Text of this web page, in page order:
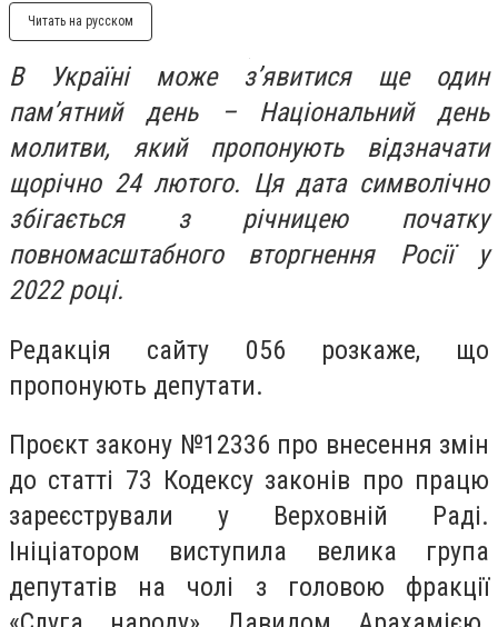
Читать на русском
В Україні може з’явитися ще один
пам’ятний день – Національний день
молитви, який пропонують відзначати
щорічно 24 лютого. Ця дата символічно
збігається з річницею початку
повномасштабного вторгнення Росії у
2022 році.
Редакція сайту 056 розкаже, що
пропонують депутати.
Проєкт закону №12336 про внесення змін
до статті 73 Кодексу законів про працю
зареєстрували у Верховній Раді.
Ініціатором виступила велика група
депутатів на чолі з головою фракції